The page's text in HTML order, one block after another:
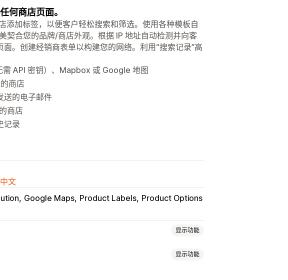
何商店页面。
添加标签，以便客户轻松搜索和筛选。使用各种模板自
合您的品牌/商店外观。根据 IP 地址自动检测并向客
。创建经销商表单以构建您的网络。利用“搜索记录”高
API 密钥）、Mapbox 或 Google 地图
商店
送的电子邮件
商店
记录
文
Google Maps Product Labels Product Options
显示功能
显示功能